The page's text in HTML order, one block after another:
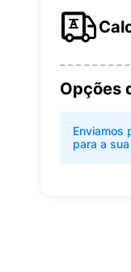
Opções
Enviamos
para a